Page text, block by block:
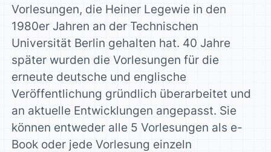
Vorlesungen, die Heiner Legewie in den
1980er Jahren an der Technischen
Universität Berlin gehalten hat. 40 Jahre
später wurden die Vorlesungen für die
erneute deutsche und englische
Veröffentlichung gründlich überarbeitet und
an aktuelle Entwicklungen angepasst. Sie
können entweder alle 5 Vorlesungen als e-
Book oder jede Vorlesung einzeln